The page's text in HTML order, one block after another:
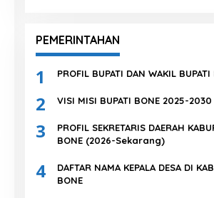
PEMERINTAHAN
1 PROFIL BUPATI DAN WAKIL BUPATI
2 VISI MISI BUPATI BONE 2025-2030
3
PROFIL SEKRETARIS DAERAH
BONE (2026-Sekarang)
4
DAFTAR NAMA KEPALA DESA DI
BONE